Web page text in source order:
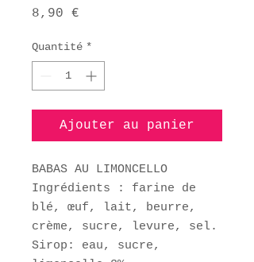
8,90 €
Quantité *
Ajouter au panier
BABAS AU LIMONCELLO
Ingrédients : farine de
blé, œuf, lait, beurre,
crème, sucre, levure, sel.
Sirop: eau, sucre,